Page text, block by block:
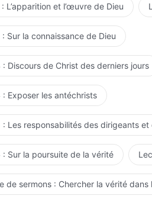
importent,
cas de la vraie foi.
foi peut-il porter ses fruits ?
en Dieu
à vos fins.
Son tempérament ?
et niez le Dieu sur terre,
que vous avez.
L’apparition et l’œuvre de Dieu
Sur la connaissance de Dieu
Discours de Christ des derniers jours
Exposer les antéchrists
Les responsabilités des dirigeants et
Sur la poursuite de la vérité
de sermons : Chercher la vérité dans